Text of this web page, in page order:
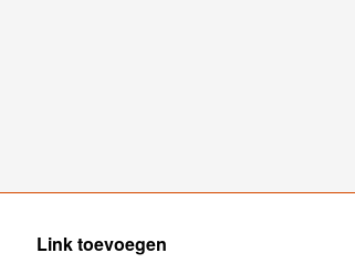
Link toevoegen